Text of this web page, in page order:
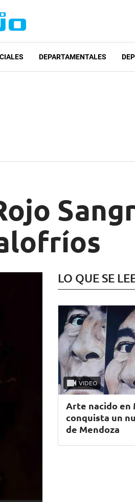
DEPARTAMENTALES
LO QUE SE
VIDEO
Arte nacido en
conquista un
de Mendoza